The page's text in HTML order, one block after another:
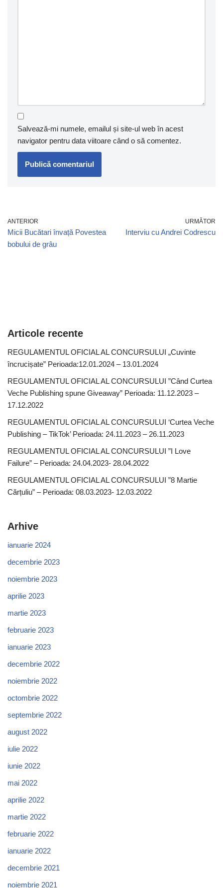
Salvează-mi numele, emailul și site-ul web în acest
navigator pentru data viitoare când o să comentez.
ANTERIOR
Micii Bucătari învață Povestea
bobului de grâu
URMĂTOR
Interviu cu Andrei Codrescu
Articole recente
REGULAMENTUL OFICIAL AL CONCURSULUI „Cuvinte
încrucișate” Perioada:12.01.2024 – 13.01.2024
REGULAMENTUL OFICIAL AL CONCURSULUI ”Când Curtea
Veche Publishing spune Giveaway” Perioada: 11.12.2023 –
17.12.2022
REGULAMENTUL OFICIAL AL CONCURSULUI ‘Curtea Veche
Publishing – TikTok’ Perioada: 24.11.2023 – 26.11.2023
REGULAMENTUL OFICIAL AL CONCURSULUI ”I Love
Failure” – Perioada: 24.04.2023- 28.04.2022
REGULAMENTUL OFICIAL AL CONCURSULUI ”8 Martie
Cărțuliu” – Perioada: 08.03.2023- 12.03.2022
Arhive
ianuarie 2024
decembrie 2023
noiembrie 2023
aprilie 2023
martie 2023
februarie 2023
ianuarie 2023
decembrie 2022
noiembrie 2022
octombrie 2022
septembrie 2022
august 2022
iulie 2022
iunie 2022
mai 2022
aprilie 2022
martie 2022
februarie 2022
ianuarie 2022
decembrie 2021
noiembrie 2021